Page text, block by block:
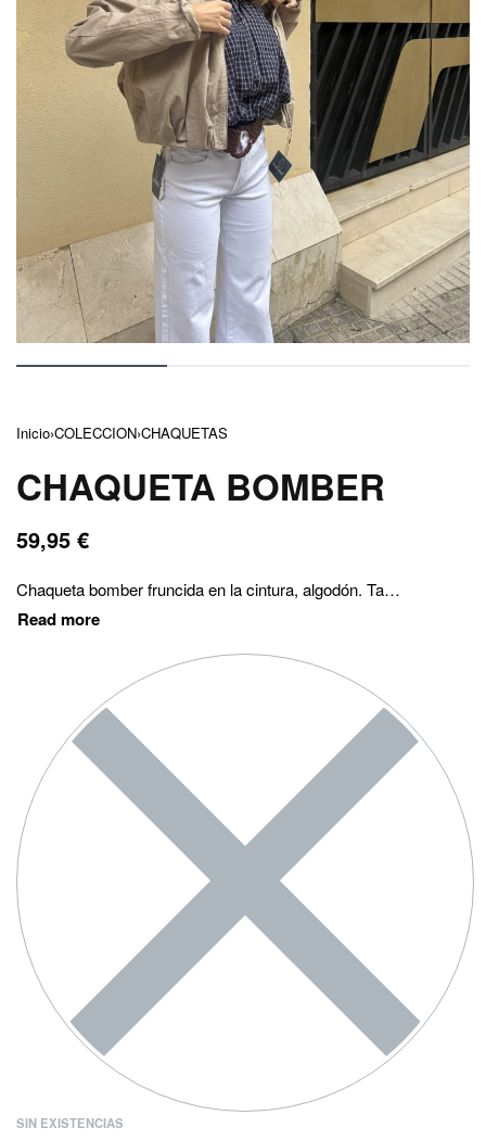
Inicio›COLECCION›CHAQUETAS
CHAQUETA BOMBER
59,95 €
Chaqueta bomber fruncida en la cintura, algodón. Talla única. Talla modelo S-M.
SIN EXISTENCIAS